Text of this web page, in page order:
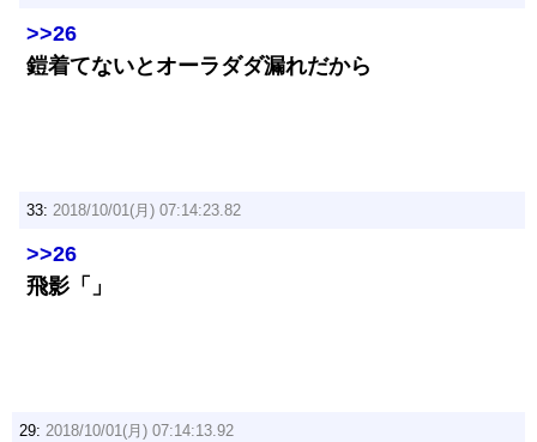
>>26
鎧着てないとオーラダダ漏れだから
33: 2018/10/01(月) 07:14:23.82
>>26
飛影「」
29: 2018/10/01(月) 07:14:13.92